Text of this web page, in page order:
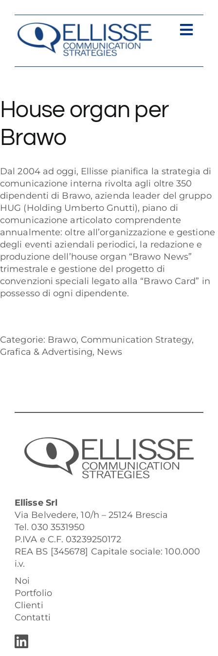
contenuto
House organ per
Brawo
Dal 2004 ad oggi, Ellisse pianifica la strategia di
comunicazione interna rivolta agli oltre 350
dipendenti di Brawo, azienda leader del gruppo
HUG (Holding Umberto Gnutti), piano di
comunicazione articolato comprendente
annualmente: oltre all’organizzazione e gestione
degli eventi aziendali periodici, la redazione e
produzione dell’house organ “Brawo News”
trimestrale e gestione del progetto di
convenzioni speciali legato alla “Brawo Card” in
possesso di ogni dipendente.
Categorie: Brawo, Communication Strategy,
Grafica & Advertising, News
Ellisse Srl
Via Belvedere, 10/h – 25124 Brescia
Tel. 030 3531950
P.IVA e C.F. 03239250172
REA BS [345678] Capitale sociale: 100.000
i.v.
Noi
Portfolio
Clienti
Contatti